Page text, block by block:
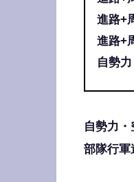
進路+
進路+
自勢
自勢力
部隊行軍